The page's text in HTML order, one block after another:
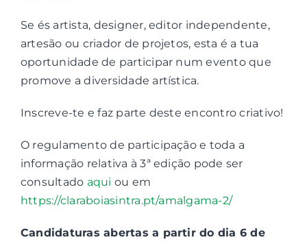
Se és artista, designer, editor independente,
artesão ou criador de projetos, esta é a tua
oportunidade de participar num evento que
promove a diversidade artística.
Inscreve-te e faz parte deste encontro criativo!
O regulamento de participação e toda a
informação relativa à 3ª edição pode ser
consultado aqui ou em
https://claraboiasintra.pt/amalgama-2/
Candidaturas abertas a partir do dia 6 de